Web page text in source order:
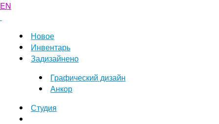
EN
Новое
Инвентарь
Задизайнено
Графический дизайн
Анкор
Студия